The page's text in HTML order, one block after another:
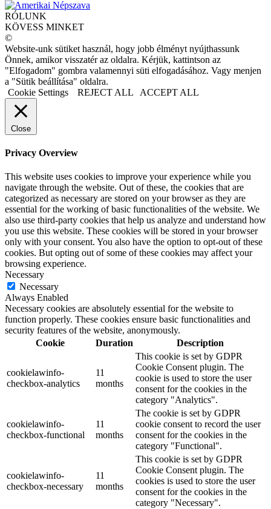
RÓLUNK
KÖVESS MINKET
©
Website-unk sütiket használ, hogy jobb élményt nyújthassunk
Önnek, amikor visszatér az oldalra. Kérjük, kattintson az
"Elfogadom" gombra valamennyi süti elfogadásához. Vagy menjen
a "Sütik beállítása" oldalra.
Cookie Settings
REJECT ALL ACCEPT ALL
Close
Privacy Overview
This website uses cookies to improve your experience while you
navigate through the website. Out of these, the cookies that are
categorized as necessary are stored on your browser as they are
essential for the working of basic functionalities of the website. We
also use third-party cookies that help us analyze and understand how
you use this website. These cookies will be stored in your browser
only with your consent. You also have the option to opt-out of these
cookies. But opting out of some of these cookies may affect your
browsing experience.
Necessary
Necessary
Always Enabled
Necessary cookies are absolutely essential for the website to
function properly. These cookies ensure basic functionalities and
security features of the website, anonymously.
Cookie
Duration Description
cookielawinfo-
checkbox-analytics
11
months
This cookie is set by GDPR
Cookie Consent plugin. The
cookie is used to store the user
consent for the cookies in the
category "Analytics".
cookielawinfo-
checkbox-functional
11
months
The cookie is set by GDPR
cookie consent to record the user
consent for the cookies in the
category "Functional".
cookielawinfo-
checkbox-necessary
11
months
This cookie is set by GDPR
Cookie Consent plugin. The
cookies is used to store the user
consent for the cookies in the
category "Necessary".